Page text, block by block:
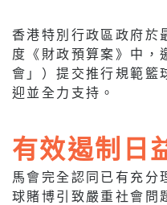
香港特別行政區政府
度《財政預算案》中，
會」）提交推行規範籃
迎並全力支持。
有效遏制日
馬會完全認同已有充分
球賭博引致嚴重社會問